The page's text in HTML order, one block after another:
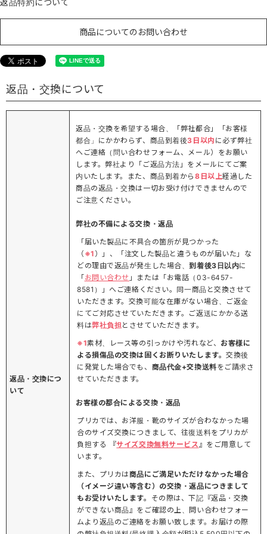
返品特約について
商品についてのお問い合わせ
返品・交換について
返品・交換につ
いて
返品・交換を希望する場合、「弊社都合」「お客様
都合」にかかわらず、商品到着後3日以内 に必ず弊社
へご連絡（問い合わせフォーム、メール）をお願い
します。弊社より「ご返品方法」をメールにてご案
内いたします。また、商品到着から 8日以上経過した
商品の返品・交換は一切お受け付けできませんので
ご注意ください。
弊社の不備による交換・返品
「届いた製品に不具合の箇所が見つかった
（ ※1 ）」、「注文した製品と違うものが届いた」な
どの理由で返品が発生した場合、到着後3日以内に
「お問い合わせ 」または「お電話（03-6457-
8581）」へご連絡ください。同一商品と交換させて
いただきます。交換可能な在庫がない場合、ご返金
にてご対応させていただきます。ご返送にかかる送
料は弊社負担とさせていただきます。
※1素材、レース等の引っかけや汚れなど、 お客様に
よる損傷品の交換は固くお断りいたします。交換後
に発覚した場合でも、 商品代金+交換送料をご請求さ
せていただきます。
お客様の都合による交換・返品
プリカでは、お洋服・靴のサイズが合わなかった場
合のサイズ交換につきまして、往復送料をプリカが
負担する 『サイズ交換無料サービス』をご用意して
います。
また、プリカは商品にご満足いただけなかった場合
（イメージ違い等含む）の交換・返品につきまして
もお受けいたします。 その際は、下記『返品・交換
ができない商品』をご確認の上、問い合わせフォー
ムより返品のご連絡をお願い致します。お届けの際